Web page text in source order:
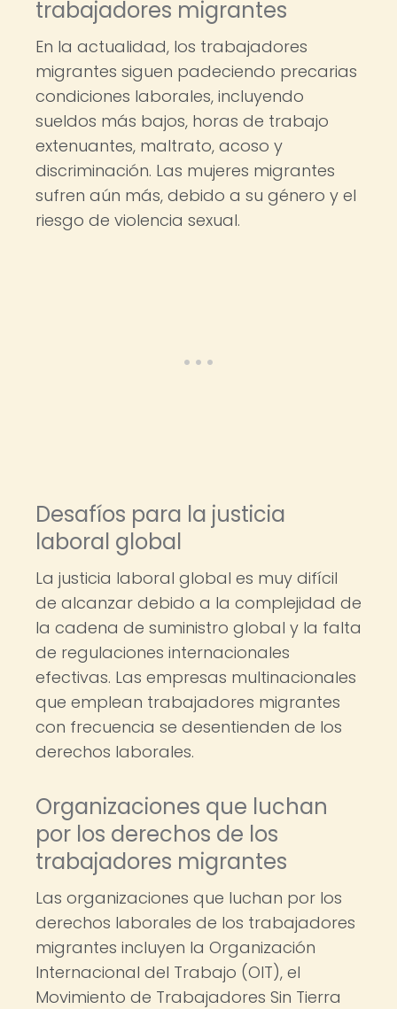
trabajadores migrantes
En la actualidad, los trabajadores
migrantes siguen padeciendo precarias
condiciones laborales, incluyendo
sueldos más bajos, horas de trabajo
extenuantes, maltrato, acoso y
discriminación. Las mujeres migrantes
sufren aún más, debido a su género y el
riesgo de violencia sexual.
Desafíos para la justicia
laboral global
La justicia laboral global es muy difícil
de alcanzar debido a la complejidad de
la cadena de suministro global y la falta
de regulaciones internacionales
efectivas. Las empresas multinacionales
que emplean trabajadores migrantes
con frecuencia se desentienden de los
derechos laborales.
Organizaciones que luchan
por los derechos de los
trabajadores migrantes
Las organizaciones que luchan por los
derechos laborales de los trabajadores
migrantes incluyen la Organización
Internacional del Trabajo (OIT), el
Movimiento de Trabajadores Sin Tierra